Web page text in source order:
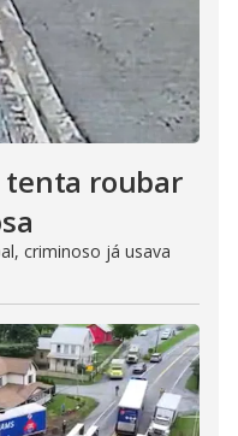
tenta roubar
criminoso já usava